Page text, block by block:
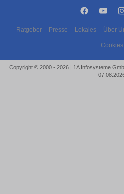
Ratgeber Presse Lokales Über
Cookies
Copyright © 2000 - 2026 | 1A Infosysteme